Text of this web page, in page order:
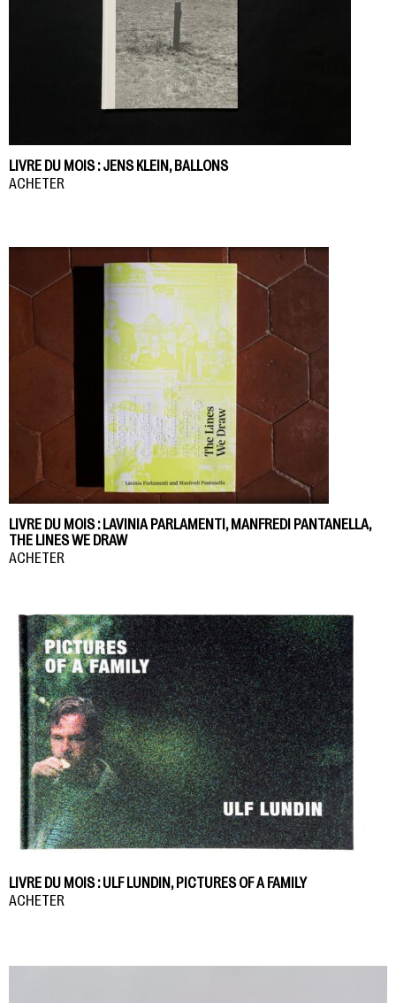
LIVRE DU MOIS : JENS KLEIN, BALLONS
ACHETER
LIVRE DU MOIS : LAVINIA PARLAMENTI, MANFREDI PANTANELLA,
THE LINES WE DRAW
ACHETER
LIVRE DU MOIS : ULF LUNDIN, PICTURES OF A FAMILY
ACHETER